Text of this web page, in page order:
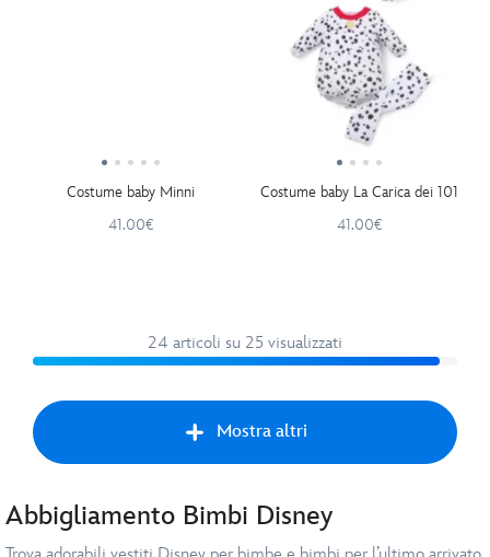
Costume baby Minni
41.00€
Costume baby La Carica dei 101
41.00€
24 articoli su 25 visualizzati
Mostra altri
Abbigliamento Bimbi Disney